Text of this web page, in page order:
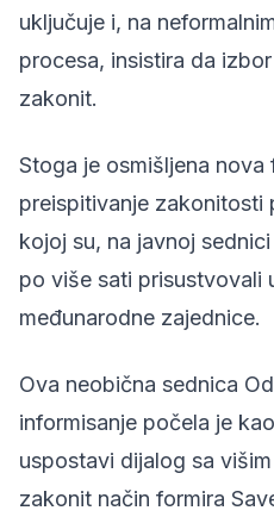
uključuje i, na
procesa, insistira da
zakonit.
Stoga je osmišljena nova
preispitivanje zakonitosti
kojoj su, na javnoj
po više sati prisustvovali
međunarodne zajednice.
Ova neobična sednica
informisanje počela je
uspostavi dijalog sa
zakonit način formira